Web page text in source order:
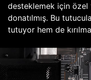
desteklemek için özel
donatılmış. Bu
tutuyor hem de